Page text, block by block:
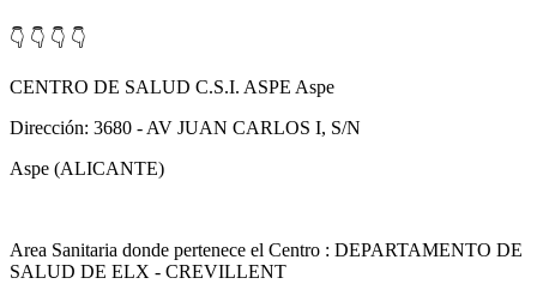
👇 👇 👇 👇
CENTRO DE SALUD C.S.I. ASPE Aspe
Dirección: 3680 - AV JUAN CARLOS I, S/N
Aspe (ALICANTE)
Area Sanitaria donde pertenece el Centro : DEPARTAMENTO DE
SALUD DE ELX - CREVILLENT